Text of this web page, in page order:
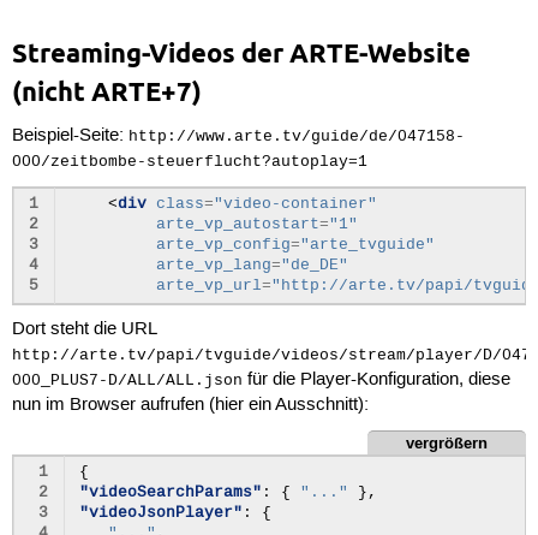
22
24
26
27
29
30
31
32
33
36
37
38
39
42
43
44
45
−
<url quality=
</urls>
id= "4210016"
Albert Schweitzer (Ausschnitt)
</url>
−
<firstThumbnailUrl>
</firstThumbnailUrl>
20:15:00 +0100
<numberOfViews>592</numberOfViews>
<rating>
0.0 </rating>
</video>
Streaming-Videos der ARTE-Website
(nicht ARTE+7)
Beispiel-Seite: http://www.arte.tv/guide/de/047158-
000/zeitbombe-steuerflucht?autoplay=1
1
2
3
4
5
<div class="video-container"
arte_vp_autostart="1"
arte_vp_config="arte_tvguide"
arte_vp_lang="de_DE"
arte_vp_url="http://arte.tv/papi/tvguide/
Dort steht die URL
http://arte.tv/papi/tvguide/videos/stream/player/D/
000_PLUS7-D/ALL/ALL.json für die Player-Konfiguration, diese
nun im Browser aufrufen (hier ein Ausschnitt):
vergrößern
1
2
3
{
"videoSearchParams" : { "..."
},
"videoJsonPlayer" :
{